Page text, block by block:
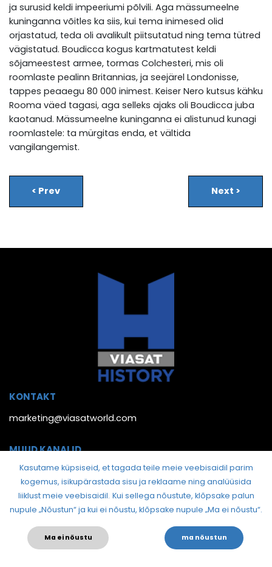
ja surusid keldi impeeriumi põlvili. Aga mässumeelne
kuninganna võitles ka siis, kui tema inimesed olid
orjastatud, teda oli avalikult piitsutatud ning tema tütred
vägistatud. Boudicca kogus kartmatutest keldi
sõjameestest armee, tormas Colchesteri, mis oli
roomlaste pealinn Britannias, ja seejärel Londonisse,
tappes peaaegu 80 000 inimest. Keiser Nero kutsus kähku
Rooma väed tagasi, aga selleks ajaks oli Boudicca juba
kaotanud. Mässumeelne kuninganna ei alistunud kunagi
roomlastele: ta mürgitas enda, et vältida
vangilangemist.
< Prev Next >
KONTAKT
marketing@viasatworld.com
MUUD KANALID
© 2026. Viasat History Estonia
Kasutame küpsiseid, et tagada teile meie veebisaidil parim
kogemus, isikupärastada sisu ja reklaame ning analüüsida
liiklust meie veebisaidil. Kui sellega nõustute, klõpsake palun
nupule „Nõustun“ ja kui ei nõustu, klõpsake nupule „Ma ei nõustu“.
Ma ei nõustu ma nõustun